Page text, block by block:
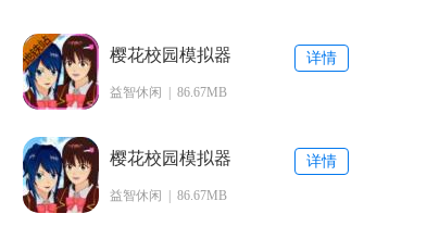
樱花校园模拟器
载
益智休闲 | 86.67MB
详情
樱花校园模拟器
版下载
益智休闲 | 86.67MB
详情